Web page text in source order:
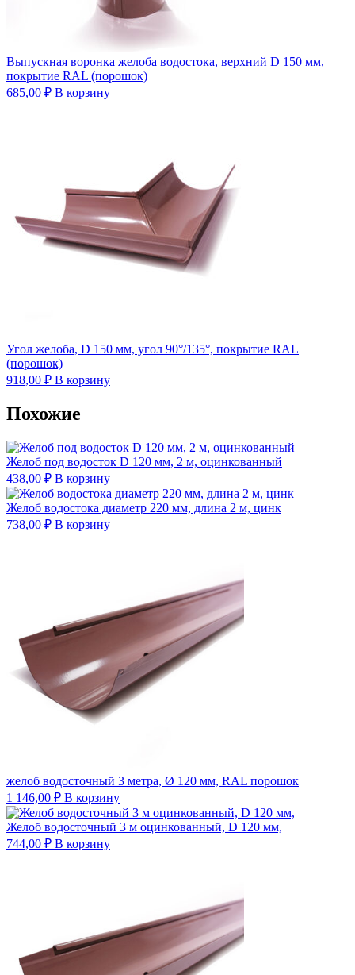
Выпускная воронка желоба водостока, верхний D 150 мм,
покрытие RAL (порошок)
685,00 ₽ В корзину
Угол желоба, D 150 мм, угол 90°/135°, покрытие RAL
(порошок)
918,00 ₽ В корзину
Похожие
Желоб под водосток D 120 мм, 2 м, оцинкованный
438,00 ₽ В корзину
Желоб водостока диаметр 220 мм, длина 2 м, цинк
738,00 ₽ В корзину
желоб водосточный 3 метра, Ø 120 мм, RAL порошок
1 146,00 ₽ В корзину
Желоб водосточный 3 м оцинкованный, D 120 мм,
744,00 ₽ В корзину